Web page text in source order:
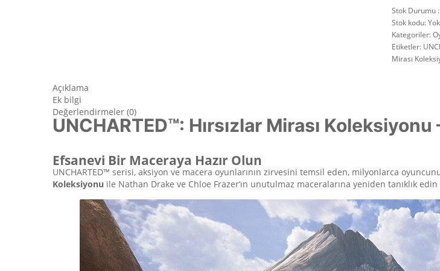
Stok Durumu
Stok kodu:Yok
Kategoriler:
Etiketler:
Mirası
Açıklama
Ek bilgi
Değerlendirmeler (0)
UNCHARTED™: Hırsızlar Mirası
Efsanevi Bir Maceraya Hazır Olun
UNCHARTED™ serisi, aksiyon ve macera oyunlarının zirvesini temsil eden, milyonlarca
Koleksiyonu ile Nathan Drake ve Chloe Frazer’ın unutulmaz maceralarına yeniden tanıklık